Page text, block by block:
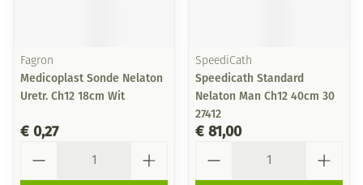
Fagron
Medicoplast Sonde Nelaton
Uretr. Ch12 18cm Wit
€ 0,27
SpeediCath
Speedicath Standard
Nelaton Man Ch12 40cm 30
27412
€ 81,00